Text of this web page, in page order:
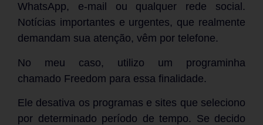
WhatsApp, e-mail ou qualquer rede social.
Notícias importantes e urgentes, que realmente
demandam sua atenção, vêm por telefone.
No meu caso, utilizo um programinha
chamado Freedom para essa finalidade.
Ele desativa os programas e sites que seleciono
por determinado período de tempo. Se decido